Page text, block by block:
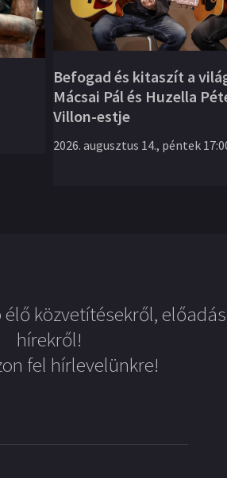
Befogad és kitaszít a
Mácsai Pál és Huzella
Villon-estje
2026. augusztus 14., péntek
közvetítésekről,
hírekről!
fel hírlevelünkre!